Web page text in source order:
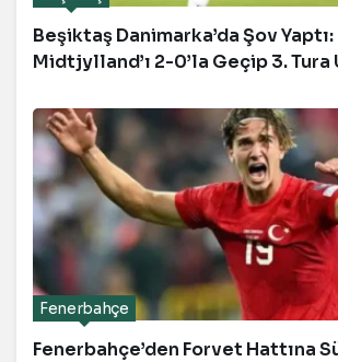
Beşiktaş Danimarka’da Şov Yaptı:
Midtjylland’ı 2-0’la Geçip 3. Tura
Fenerbahçe
Fenerbahçe’den Forvet Hattına